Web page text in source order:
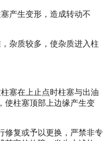
产生变形，造成转动不
杂质较多，使杂质进入柱
塞在上止点时柱塞与出油
使柱塞顶部上边缘产生变
修复或予以更换，严禁非专